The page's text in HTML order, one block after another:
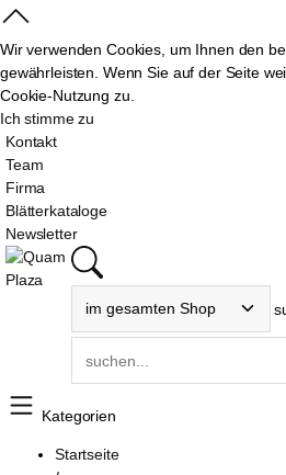
Wir verwenden Cookies, um Ihnen den
gewährleisten. Wenn Sie auf der Seite
Cookie-Nutzung zu.
Ich stimme zu
Kontakt
Team
Firma
Blätterkataloge
Newsletter
Kategorien
Startseite